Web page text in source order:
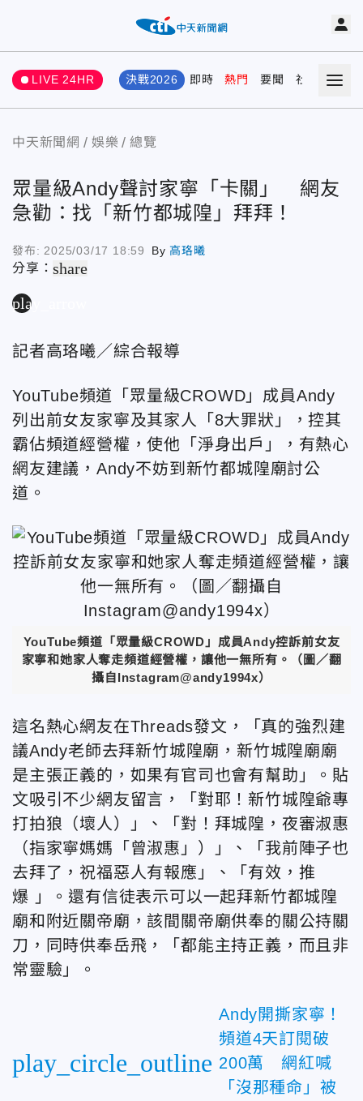
LIVE 24HR 決戰2026 即時 熱門 要聞 社會 娛樂
中天新聞網 娛樂 總覽
眾量級Andy聲討家寧「卡關」 網友
急勸：找「新竹都城隍」拜拜！
發布: 2025/03/17 18:59 By高珞曦
分享：share
play_arrow
記者高珞曦／綜合報導
YouTube頻道「眾量級CROWD」成員Andy
列出前女友家寧及其家人「8大罪狀」，控其
霸佔頻道經營權，使他「淨身出戶」，有熱心
網友建議，Andy不妨到新竹都城隍廟討公
道。
YouTube頻道「眾量級CROWD」成員Andy控訴前女友
家寧和她家人奪走頻道經營權，讓他一無所有。（圖／翻
攝自Instagram@andy1994x）
這名熱心網友在Threads發文，「真的強烈建
議Andy老師去拜新竹城隍廟，新竹城隍廟廟
是主張正義的，如果有官司也會有幫助」。貼
文吸引不少網友留言，「對耶！新竹城隍爺專
打拍狼（壞人）」、「對！拜城隍，夜審淑惠
（指家寧媽媽「曾淑惠」）」、「我前陣子也
去拜了，祝福惡人有報應」、「有效，推
爆 」。還有信徒表示可以一起拜新竹都城隍
廟和附近關帝廟，該間關帝廟供奉的關公持關
刀，同時供奉岳飛，「都能主持正義，而且非
常靈驗」。
play_circle_outline
Andy開撕家寧！
頻道4天訂閱破
200萬 網紅喊
「沒那種命」被